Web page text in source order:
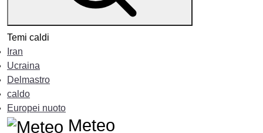
Temi caldi
Iran
Ucraina
Delmastro
caldo
Europei nuoto
Meteo